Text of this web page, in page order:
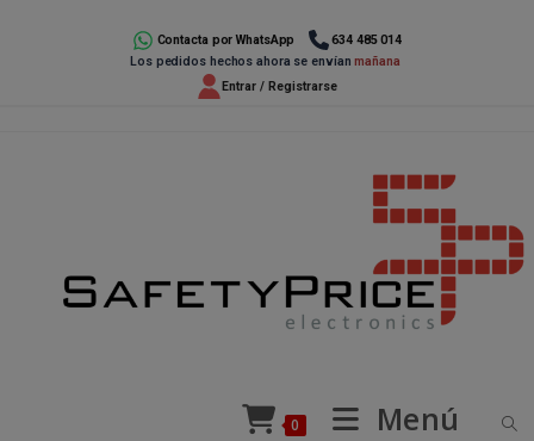
Contacta por WhatsApp
634 485 014
Los pedidos hechos ahora se envíanmañana
Entrar / Registrarse
0 Menú